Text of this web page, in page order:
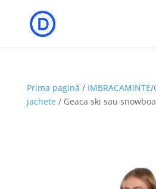
Prima pagină /
jachete/ Geaca ski sau